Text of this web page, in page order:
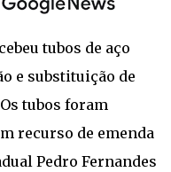
tubos de aço
e substituição de
tubos foram
recurso de emenda
Pedro Fernandes